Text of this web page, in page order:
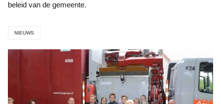
beleid van de gemeente.
NIEUWS